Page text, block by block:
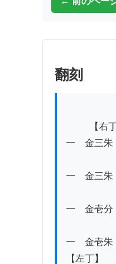
翻刻
一　金三朱
一　金三朱
一　金壱分
一　金壱朱
【左丁】